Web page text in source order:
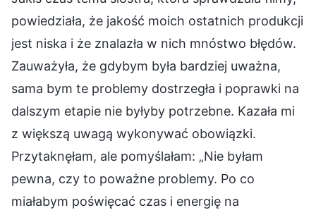
powiedziała, że jakość moich ostatnich produkcji
jest niska i że znalazła w nich mnóstwo błędów.
Zauważyła, że gdybym była bardziej uważna,
sama bym te problemy dostrzegła i poprawki na
dalszym etapie nie byłyby potrzebne. Kazała mi
z większą uwagą wykonywać obowiązki.
Przytaknęłam, ale pomyślałam: „Nie byłam
pewna, czy to poważne problemy. Po co
miałabym poświęcać czas i energię na